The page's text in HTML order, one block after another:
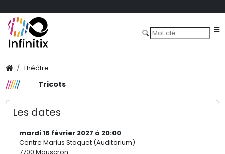
Théâtre
Tricots
Les dates
mardi 16 février 2027 à 20:00
Centre Marius Staquet (Auditorium)